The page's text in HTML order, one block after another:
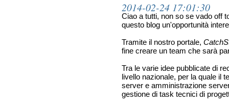
2014-02-24 17:01:30
Ciao a tutti, non so se vado off
questo blog un'opportunità
Tramite il nostro portale,
fine creare un team che sarà
Tra le varie idee pubblicate di
livello nazionale, per la quale il
server e amministrazione
gestione di task tecnici di